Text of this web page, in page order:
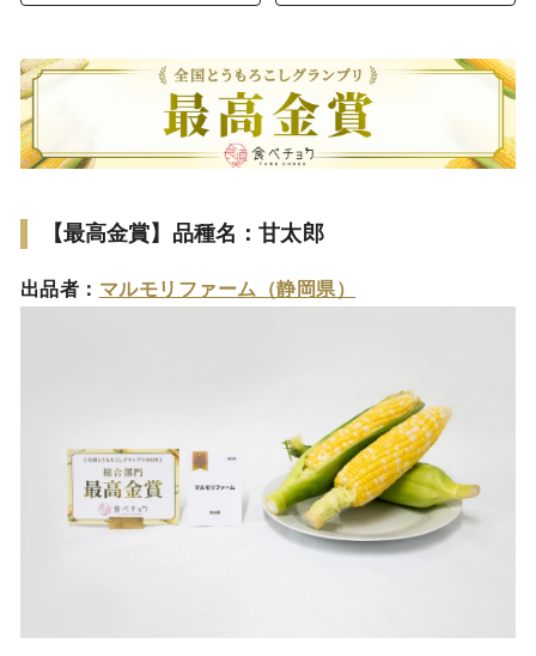
【最高金賞】品種名：甘太郎
出品者： マルモリファーム（静岡県）